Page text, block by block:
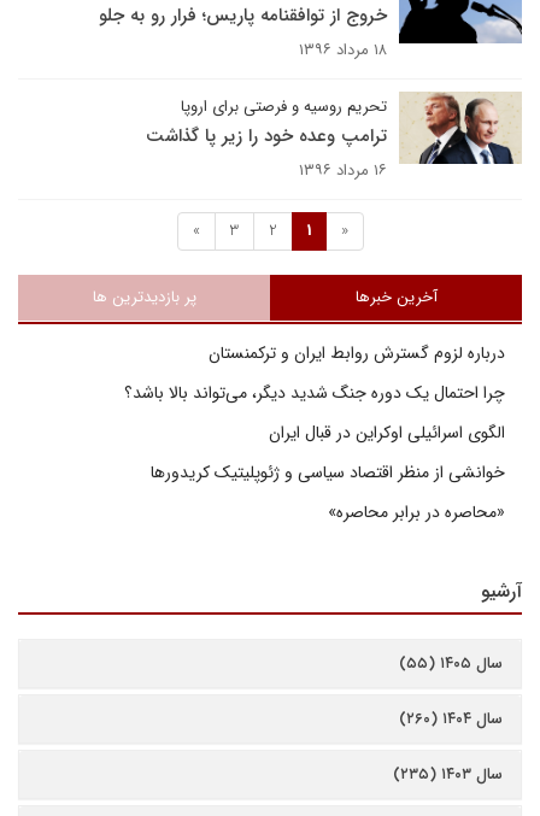
خروج از توافقنامه پاریس؛ فرار رو به جلو
۱۸ مرداد ۱۳۹۶
تحریم روسیه و فرصتی برای اروپا
ترامپ وعده خود را زیر پا گذاشت
۱۶ مرداد ۱۳۹۶
«
1
2
3
»
آخرین خبرها پر بازدیدترین ها
درباره لزوم گسترش روابط ایران و ترکمنستان
چرا احتمال یک دوره جنگ شدید دیگر، می‌تواند بالا باشد؟
الگوی اسرائیلی اوکراین در قبال ایران
خوانشی از منظر اقتصاد سیاسی و ژئوپلیتیک کریدورها
«محاصره در برابر محاصره»
آرشیو
سال ۱۴۰۵ (۵۵)
سال ۱۴۰۴ (۲۶۰)
سال ۱۴۰۳ (۲۳۵)